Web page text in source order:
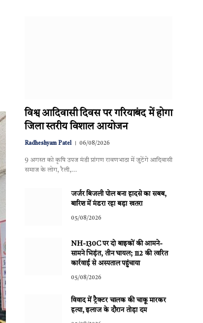
विश्व आदिवासी दिवस पर गरियाबंद में होगा
जिला स्तरीय विशाल आयोजन
Radheshyam Patel 06/08/2026
9 अगस्त को कृषि उपज मंडी प्रांगण रावणभाठा में जुटेंगे आदिवासी
समाज के लोग, रैली,…
जर्जर बिजली पोल बना हादसे का सबब,
बारिश में मंडरा रहा बड़ा खतरा
05/08/2026
NH-130C पर दो बाइकों की आमने-
सामने भिड़ंत, तीन घायल; 112 की त्वरित
कार्रवाई से अस्पताल पहुंचाया
05/08/2026
विवाद में ट्रैक्टर चालक की चाकू मारकर
हत्या, इलाज के दौरान तोड़ा दम